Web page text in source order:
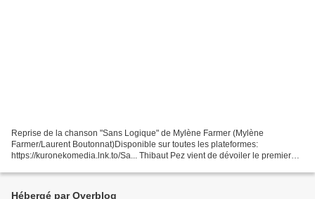
Reprise de la chanson "Sans Logique" de Mylène Farmer (Mylène
Farmer/Laurent Boutonnat)Disponible sur toutes les plateformes:
https://kuronekomedia.lnk.to/Sa... Thibaut Pez vient de dévoiler le premier
Hébergé par Overblog